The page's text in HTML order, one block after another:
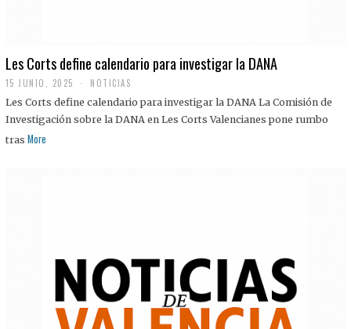
Les Corts define calendario para investigar la DANA
15 JUNIO, 2025 NOTICIAS
Les Corts define calendario para investigar la DANA La Comisión de
Investigación sobre la DANA en Les Corts Valencianes pone rumbo
tras More